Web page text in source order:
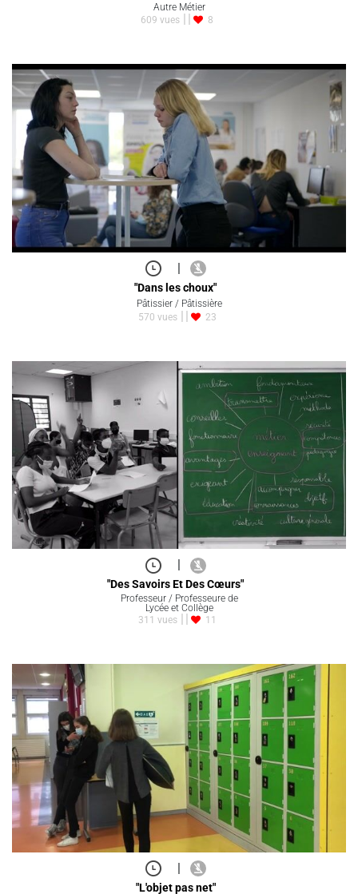
Autre Métier
609 vues
8
|
"Dans les choux"
Pâtissier / Pâtissière
570 vues
23
|
"Des Savoirs Et Des Cœurs"
Professeur / Professeure de
Lycée et Collège
311 vues
11
|
"L'objet pas net"